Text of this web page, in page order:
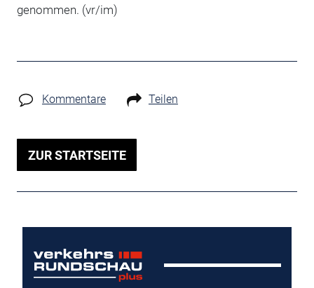
genommen. (vr/im)
Kommentare Teilen
ZUR STARTSEITE